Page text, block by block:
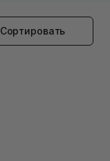
Сортировать